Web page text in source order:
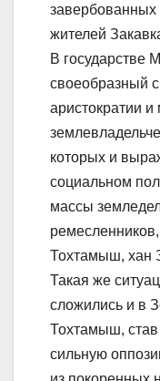
завербованных
жителей
В государстве
своеобразный
аристократии
которых и
социальном
массы
Тохтамыш, хан
Такая же
сложились и в
Тохтамыш, став
сильную